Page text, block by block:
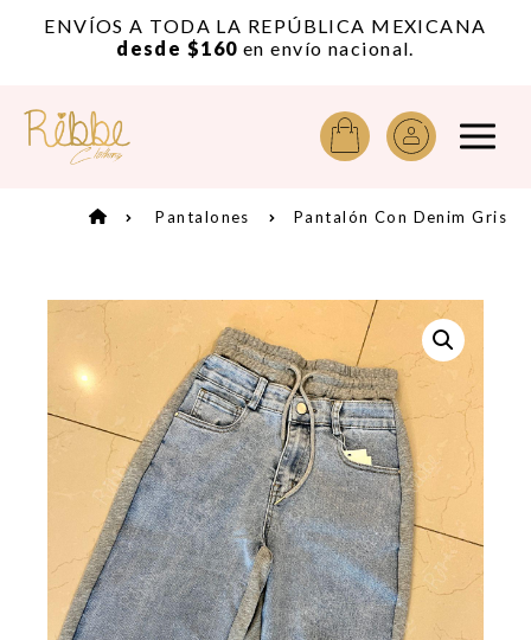
ENVÍOS A TODA LA REPÚBLICA MEXICANA
desde $160 en envío nacional.
Pantalones Pantalón Con Denim Gris